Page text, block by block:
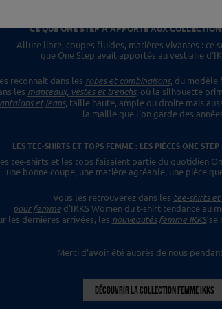
CE QUE ONE STEP A APPORTÉAUX
Allure libre, coupes fluides, matières vivantes : ce
que One Step avait apportés au vestiaire
reconnaît dans les robes et combinaisons, du modèle
les manteaux, vestes et trenchs, où la silhouette
et jeans, taille haute, ample ou droite mais
la maille que l'on garde des
LES TEE-SHIRTS ET TOPS FEMME : LES PIÈCES ONE STEP
tee-shirts et les tops faisaient partie du quotidien
une bonne coupe, une matière agréable, une pièce
Vous les retrouverez dans les tee-shirts et
pour femmed'IKKS Women du t-shirt tendanceau
les dernières arrivées, les nouveautés femme IKKSse
Merci d’avoir été auprès de nous
DÉCOUVRIR LA COLLECTION FEMME IKKS